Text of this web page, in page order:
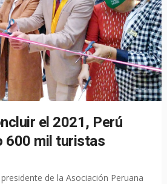
el 2021, Perú
600 mil turistas
de la Asociación Peruana